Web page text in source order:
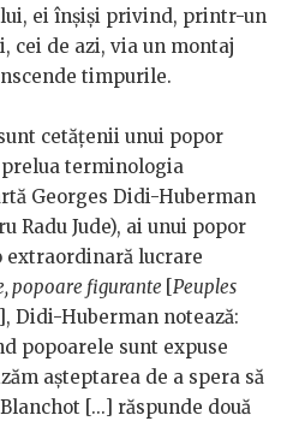
ei înșiși privind, printr-un
cei de azi, via un montaj
timpurile.
cetățenii unui popor
terminologia
Georges Didi-Huberman
Radu Jude), ai unui popor
lucrare
popoare figurante Peuples
], Didi-Huberman notează:
popoarele sunt expuse
așteptarea de a spera să
[...] răspunde două